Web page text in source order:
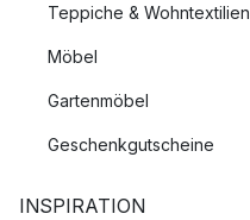
Teppiche & Wohntextilien
Möbel
Gartenmöbel
Geschenkgutscheine
INSPIRATION